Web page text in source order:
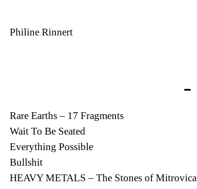
Philine Rinnert
Rare Earths – 17 Fragments
Wait To Be Seated
Everything Possible
Bullshit
HEAVY METALS – The Stones of Mitrovica